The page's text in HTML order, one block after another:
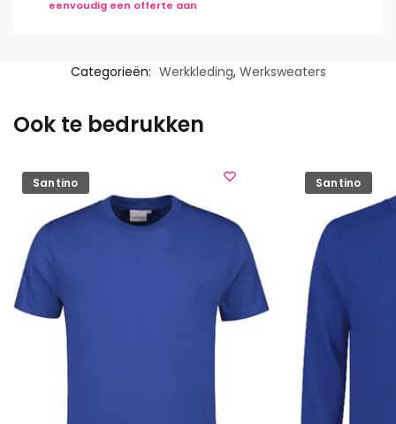
eenvoudig een offerte aan
Categorieën: Werkkleding, Werksweaters
Ook te bedrukken
Santino Santino